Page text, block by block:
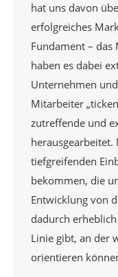
hat uns davon
erfolgreiches
Fundament – das
haben es dabei
Unternehmen
Mitarbeiter
zutreffende und
herausgearbeitet.
tiefgreifenden
bekommen, die
Entwicklung von
dadurch
Linie gibt, an der
orientieren